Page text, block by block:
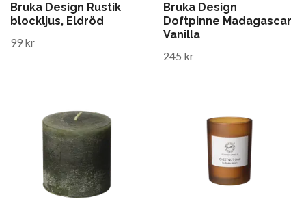
Bruka Design Rustik
blockljus, Eldröd
99 kr
Bruka Design
Doftpinne Madagascar
Vanilla
245 kr